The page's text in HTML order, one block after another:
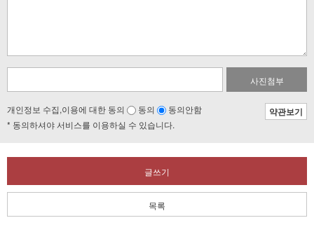
사진첨부
개인정보 수집,이용에 대한 동의 동의 동의안함 약관보기
* 동의하셔야 서비스를 이용하실 수 있습니다.
글쓰기
목록